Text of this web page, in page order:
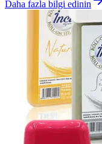
Daha fazla bilgi edinin